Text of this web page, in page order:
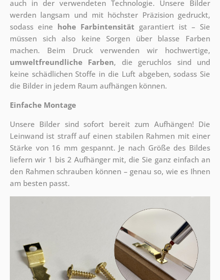
auch in der verwendeten Technologie. Unsere Bilder
werden langsam und mit höchster Präzision gedruckt,
sodass eine hohe Farbintensität garantiert ist – Sie
müssen sich also keine Sorgen über blasse Farben
machen. Beim Druck verwenden wir hochwertige,
umweltfreundliche Farben, die geruchlos sind und
keine schädlichen Stoffe in die Luft abgeben, sodass Sie
die Bilder in jedem Raum aufhängen können.
Einfache Montage
Unsere Bilder sind sofort bereit zum Aufhängen! Die
Leinwand ist straff auf einen stabilen Rahmen mit einer
Stärke von 16 mm gespannt. Je nach Größe des Bildes
liefern wir 1 bis 2 Aufhänger mit, die Sie ganz einfach an
den Rahmen schrauben können – genau so, wie es Ihnen
am besten passt.